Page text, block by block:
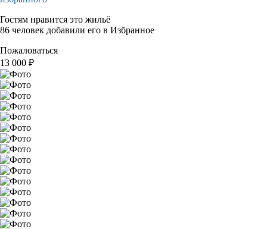
Гостям нравится это жильё
86 человек добавили его в Избранное
Пожаловаться
13 000 ₽